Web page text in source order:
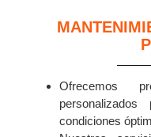
Ofrecemos
condiciones